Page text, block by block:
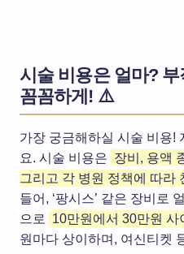
시술 비용은 얼마?
꼼꼼하게! ⚠️
가장 궁금해하실 시술 비용!
요. 시술 비용은 장비, 용액
그리고 각 병원 정책에 따라
들어, ‘팡시스’ 같은 장비로
으로
10만원에서 30만원 사
원마다 상이하며, 여신티켓